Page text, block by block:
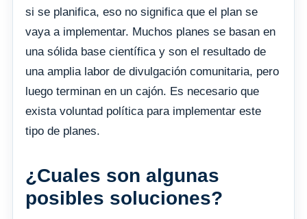
si se planifica, eso no significa que el plan se
vaya a implementar. Muchos planes se basan en
una sólida base científica y son el resultado de
una amplia labor de divulgación comunitaria, pero
luego terminan en un cajón. Es necesario que
exista voluntad política para implementar este
tipo de planes.
¿Cuales son algunas
posibles soluciones?